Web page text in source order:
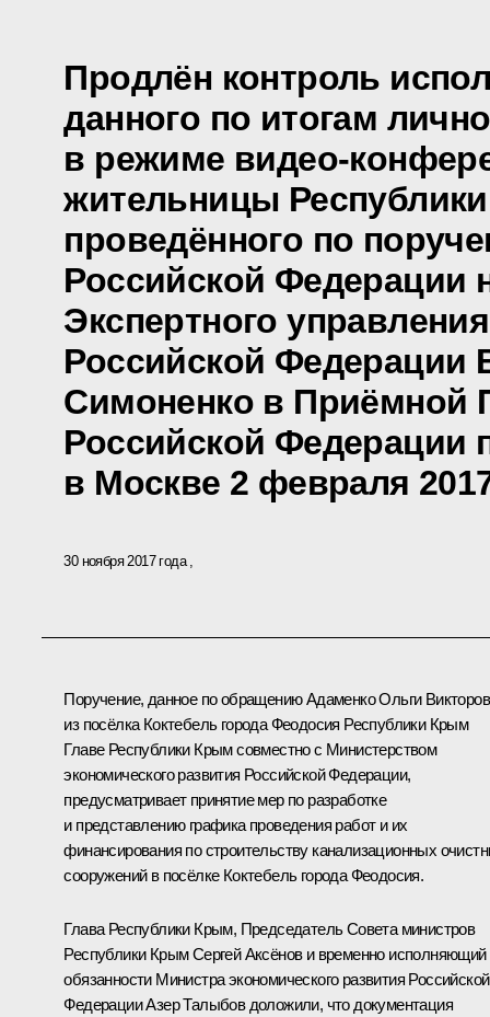
Продлён контроль
данного по итогам
в режиме видео-
жительницы
проведённого по
Российской Федерации
Экспертного
Российской Федерации
Симоненко в Приёмной
Российской Федерации
в Москве 2 февраля
30 ноября 2017 года
Поручение, данное по обращению Адаменко Ольги
из посёлка Коктебель города Феодосия Республики Крым
Главе Республики Крым совместно с Министерством
экономического развития Российской Федерации,
предусматривает принятие мер по разработке
и представлению графика проведения работ и их
финансирования по строительству канализационных
сооружений в посёлке Коктебель города Феодосия.
Глава Республики Крым, Председатель Совета министров
Республики Крым Сергей Аксёнов и временно исполняющий
обязанности Министра экономического развития Российской
Федерации Азер Талыбов доложили, что документация